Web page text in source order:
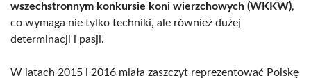
wszechstronnym konkursie koni wierzchowych (WKKW),
co wymaga nie tylko techniki, ale również dużej
determinacji i pasji.
W latach 2015 i 2016 miała zaszczyt reprezentować Polskę